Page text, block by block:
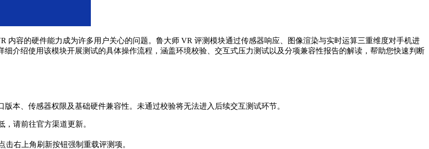
内容的硬件能力成为许多用户关心的问题。鲁大师 VR 评测模块通过传感器响应、图像渲染与实时运算三重维度对手机进
介绍使用该模块开展测试的具体操作流程，涵盖环境校验、交互式压力测试以及分项兼容性报告的解读，帮助您快速判断
本、传感器权限及基础硬件兼容性。未通过校验将无法进入后续交互测试环节。
，请前往官方渠道更新。
右上角刷新按钮强制重载评测项。